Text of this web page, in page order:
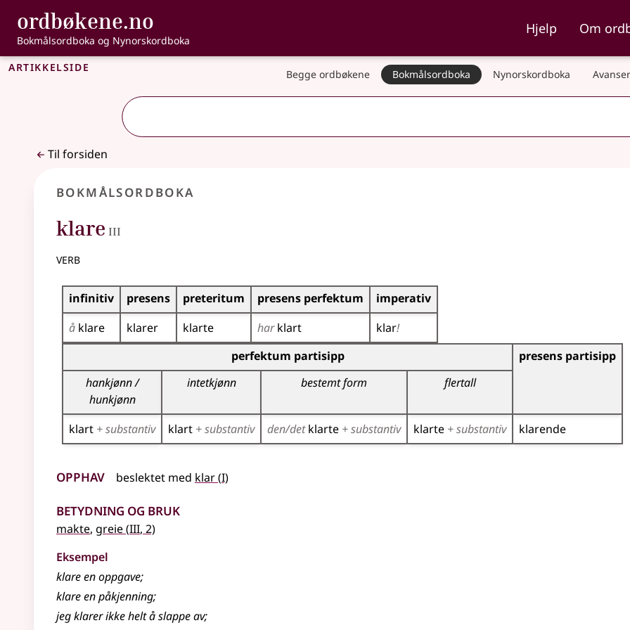
Gå til hovedinnhold
Tilgjengelighet
ordbøkene.no , Bokmålsordboka og Nynorskordboka
Bokmålsordboka og Nynorskordboka
Hjelp Om
Artikkelside Begge ordbøkene Bokmålsordboka Nynorskordboka
Til forsiden
Bokmålsordboka
klare III
verb
Bøyingstabell for dette verbet
infinitiv presens preteritum presens perfektum
imperativ
å klare klarer klarte harklart klar!
Bøyingstabell for dette verbet (partisippformer)
perfektum partisipp
presens partisipp
hankjønn /
hunkjønn
intetkjønn bestemt form flertall
klart + substantiv klart + substantiv den/detklarte + substantiv klarte + substantiv klarende
Opphav beslektet med klar(1
I)
Betydning og bruk
makte, greie(3
III, 2)
Eksempel
klareen oppgave;
klareen påkjenning;
jeg klarer ikke helt å slappe av;